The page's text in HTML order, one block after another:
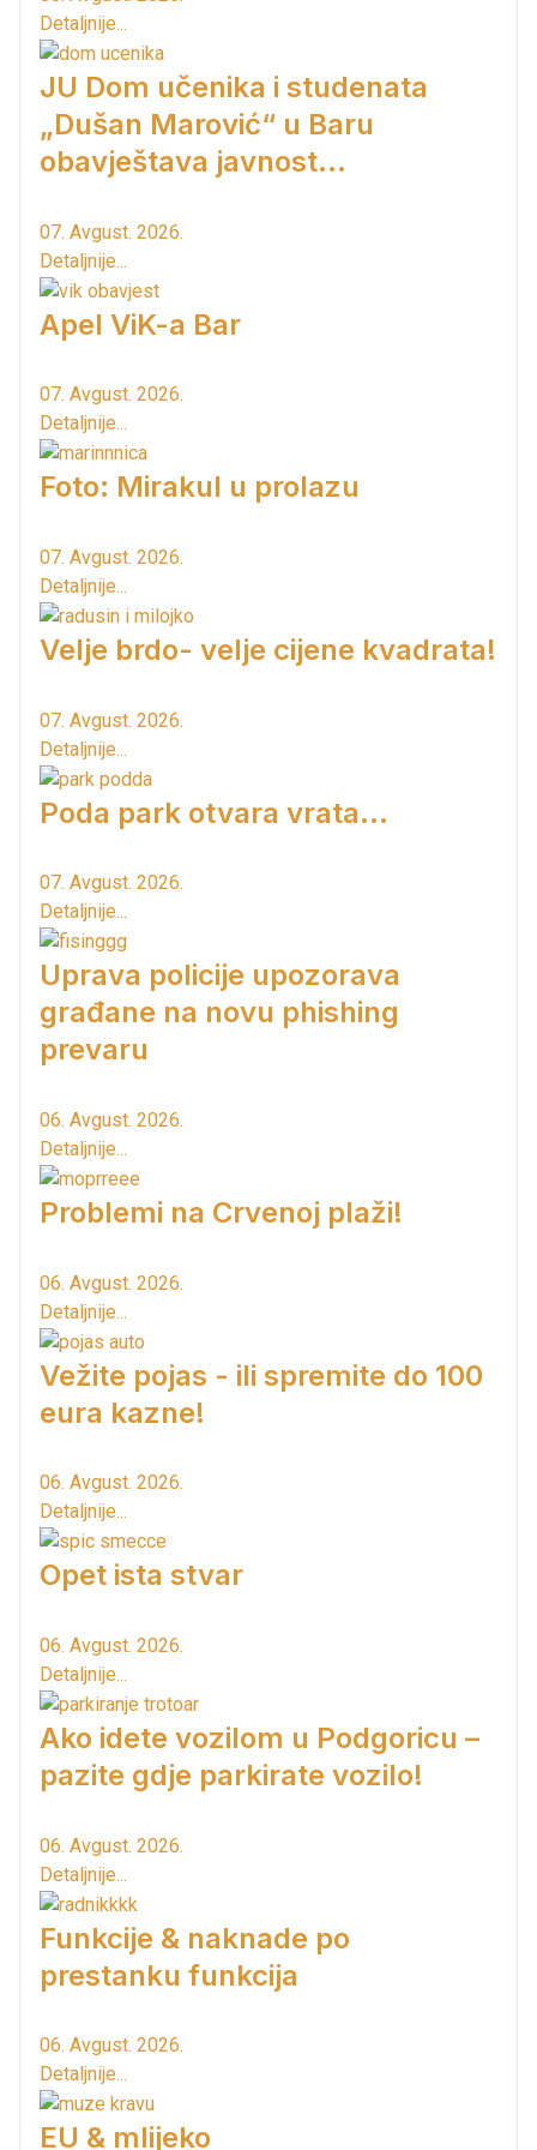
Detaljnije...
JU Dom učenika i studenata
„Dušan Marović“ u Baru
obavještava javnost...
07. Avgust. 2026.
Detaljnije...
Apel ViK-a Bar
07. Avgust. 2026.
Detaljnije...
Foto: Mirakul u prolazu
07. Avgust. 2026.
Detaljnije...
Velje brdo- velje cijene kvadrata!
07. Avgust. 2026.
Detaljnije...
Poda park otvara vrata...
07. Avgust. 2026.
Detaljnije...
Uprava policije upozorava
građane na novu phishing
prevaru
06. Avgust. 2026.
Detaljnije...
Problemi na Crvenoj plaži!
06. Avgust. 2026.
Detaljnije...
Vežite pojas - ili spremite do 100
eura kazne!
06. Avgust. 2026.
Detaljnije...
Opet ista stvar
06. Avgust. 2026.
Detaljnije...
Ako idete vozilom u Podgoricu –
pazite gdje parkirate vozilo!
06. Avgust. 2026.
Detaljnije...
Funkcije & naknade po
prestanku funkcija
06. Avgust. 2026.
Detaljnije...
EU & mlijeko